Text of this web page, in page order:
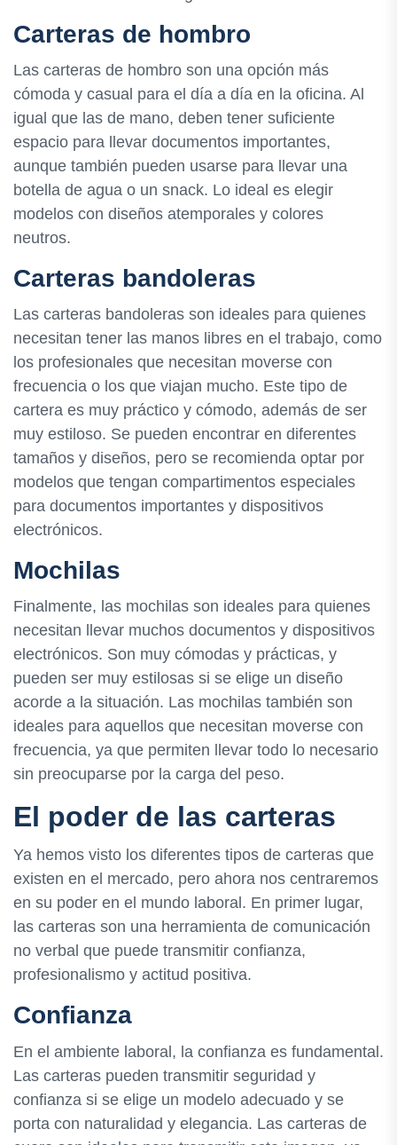
Carteras de hombro
Las carteras de hombro son una opción más
cómoda y casual para el día a día en la oficina. Al
igual que las de mano, deben tener suficiente
espacio para llevar documentos importantes,
aunque también pueden usarse para llevar una
botella de agua o un snack. Lo ideal es elegir
modelos con diseños atemporales y colores
neutros.
Carteras bandoleras
Las carteras bandoleras son ideales para quienes
necesitan tener las manos libres en el trabajo, como
los profesionales que necesitan moverse con
frecuencia o los que viajan mucho. Este tipo de
cartera es muy práctico y cómodo, además de ser
muy estiloso. Se pueden encontrar en diferentes
tamaños y diseños, pero se recomienda optar por
modelos que tengan compartimentos especiales
para documentos importantes y dispositivos
electrónicos.
Mochilas
Finalmente, las mochilas son ideales para quienes
necesitan llevar muchos documentos y dispositivos
electrónicos. Son muy cómodas y prácticas, y
pueden ser muy estilosas si se elige un diseño
acorde a la situación. Las mochilas también son
ideales para aquellos que necesitan moverse con
frecuencia, ya que permiten llevar todo lo necesario
sin preocuparse por la carga del peso.
El poder de las carteras
Ya hemos visto los diferentes tipos de carteras que
existen en el mercado, pero ahora nos centraremos
en su poder en el mundo laboral. En primer lugar,
las carteras son una herramienta de comunicación
no verbal que puede transmitir confianza,
profesionalismo y actitud positiva.
Confianza
En el ambiente laboral, la confianza es fundamental.
Las carteras pueden transmitir seguridad y
confianza si se elige un modelo adecuado y se
porta con naturalidad y elegancia. Las carteras de